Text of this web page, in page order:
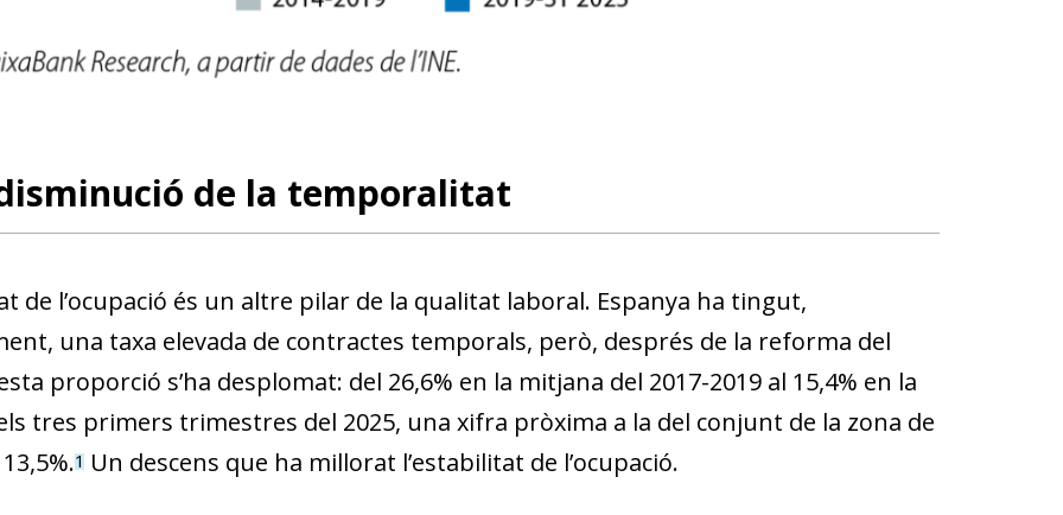
de la temporalitat
de l’ocupació és un altre pilar de la qualitat laboral. Espanya ha tingut,
una taxa elevada de contractes temporals, però, després de la reforma del
proporció s’ha desplomat: del 26,6% en la mitjana del 2017-2019 al 15,4% en la
tres primers trimestres del 2025, una xifra pròxima a la del conjunt de la zona de
1Un descens que ha millorat l’estabilitat de l’ocupació.